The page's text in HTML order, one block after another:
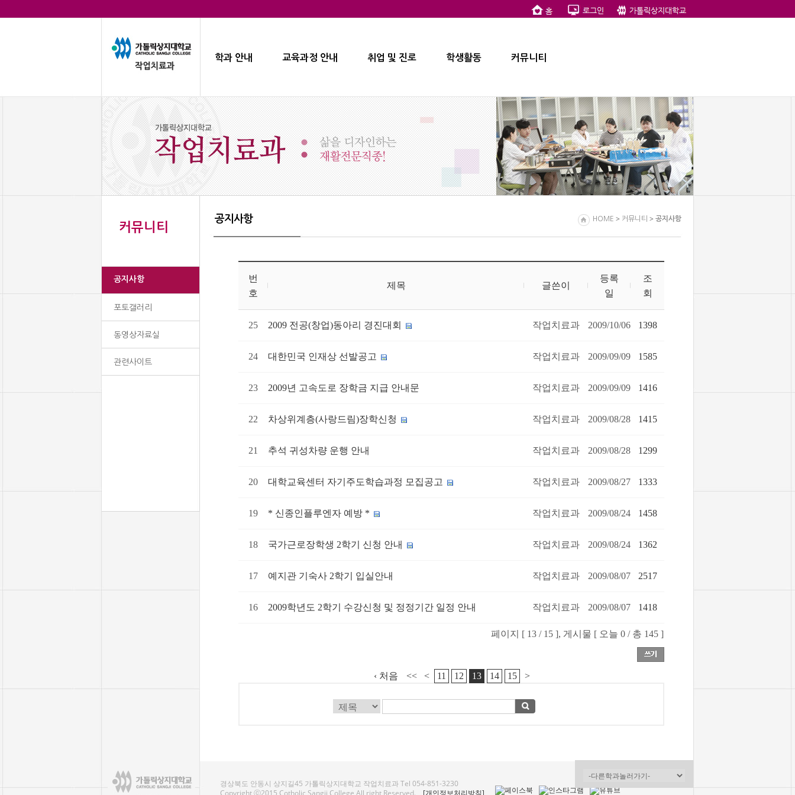
학과 안내 교육과정 안내 취업 및 진로 학생활동 커뮤니티
커뮤니티
공지사항
포토갤러리
동영상자료실
관련사이트
공지사항 HOME > 커뮤니티 > 공지사항
번
호
제목 글쓴이
등록
일
조
회
25 2009 전공(창업)동아리 경진대회 작업치료과 2009/10/06 1398
24 대한민국 인재상 선발공고 작업치료과 2009/09/09 1585
23 2009년 고속도로 장학금 지급 안내문 작업치료과 2009/09/09 1416
22 차상위계층(사랑드림)장학신청 작업치료과 2009/08/28 1415
21 추석 귀성차량 운행 안내 작업치료과 2009/08/28 1299
20 대학교육센터 자기주도학습과정 모집공고 작업치료과 2009/08/27 1333
19 * 신종인플루엔자 예방 * 작업치료과 2009/08/24 1458
18 국가근로장학생 2학기 신청 안내 작업치료과 2009/08/24 1362
17 예지관 기숙사 2학기 입실안내 작업치료과 2009/08/07 2517
16 2009학년도 2학기 수강신청 및 정정기간 일정 안내 작업치료과 2009/08/07 1418
페이지 [ 13 / 15 ], 게시물 [ 오늘 0 / 총 145 ]
‹ 처음 << < 11 12 13 14 15 >
경상북도 안동시 상지길45 가톨릭상지대학교 작업치료과 Tel 054-851-3230
Copyright ⓒ2015 Cotholic Sangji College All right Reserved. [개인정보처리방침]